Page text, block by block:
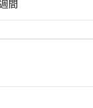
間